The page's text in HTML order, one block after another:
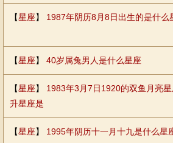
【星座】 1987年阴历8月8日出生的是什么
【星座】 40岁属兔男人是什么星座
【星座】 1983年3月7日1920的双鱼月亮
升星座是
【星座】 1995年阴历十一月十九是什么星